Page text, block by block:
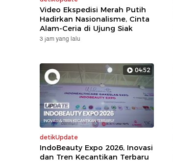
Video Ekspedisi Merah Putih
Hadirkan Nasionalisme, Cinta
Alam-Ceria di Ujung Siak
3 jam yang lalu
04:52
detikUpdate
IndoBeauty Expo 2026, Inovasi
dan Tren Kecantikan Terbaru